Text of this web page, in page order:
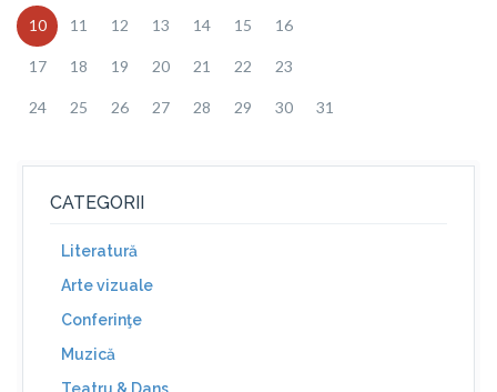
10 11 12 13 14 15 16
17 18 19 20 21 22 23
24 25 26 27 28 29 30 31
CATEGORII
Literatură
Arte vizuale
Conferinţe
Muzică